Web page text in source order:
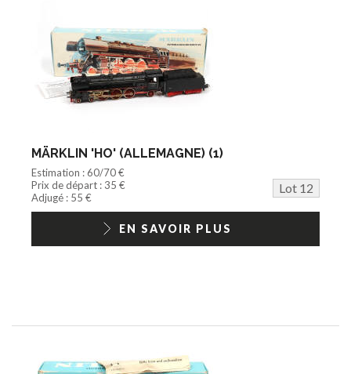
MÄRKLIN 'HO' (ALLEMAGNE) (1)
Estimation : 60/70 €
Prix de départ : 35 €
Lot 12
Adjugé : 55 €
EN SAVOIR PLUS